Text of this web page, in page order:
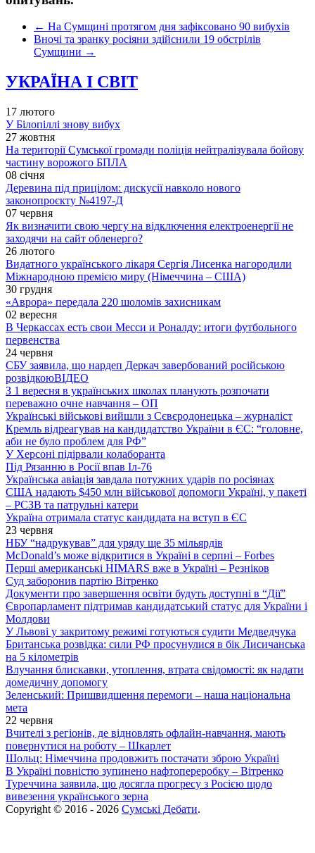
← На Сумщині протягом дня зафіксовано 90 вибухів
Вночі та зранку росіяни здійснили 19 обстрілів
Сумщини →
УКРАЇНА І СВІТ
17 лютого
У Білопіллі знову вибух
27 жовтня
На території Сумської громади поліція нейтралізувала бойову
частину ворожого БПЛА
08 січня
Деревина під прицілом: дискусії навколо нового
законопроєкту №4197-Д
07 червня
Як визначити свою чергу на відключення електроенергії не
заходячи на сайт обленерго?
26 лютого
Видатного українського лікаря Сергія Лисенка нагородили
Міжнародною премією миру (Німеччина – США)
30 грудня
«Аврора» передала 220 шоломів захисникам
02 вересня
В Черкассах есть свои Месси и Роналду: итоги футбольного
первенства
24 червня
СБУ заявила, що нардеп Деркач завербований російською
розвідкоюВІДЕО
З 1 вересня в українських школах планують розпочати
переважно очне навчання – ОП
Українські військові вийшли з Сєвєродонецька – журналіст
Кремль відреагував на кандидатство України в ЄС: “головне,
аби не було проблем для РФ”
У Херсоні підірвали колаборанта
Під Рязанню в Росії впав Іл-76
Українська авіація завдала потужних ударів по росіянах
США надають $450 млн військової допомоги Україні, у пакеті
– РСЗВ та патрульні катери
Україна отримала статус кандидата на вступ в ЄС
23 червня
НБУ “надрукував” для уряду ще 35 мільярдів
McDonald’s може відкритися в Україні в серпні – Forbes
Перші американські HIMARS вже в Україні – Резніков
Суд заборонив партію Вітренко
Документи про завершення освіти будуть доступні в “Дії”
Європарламент підтримав кандидатський статус для України і
Молдови
У Львові у закритому режимі готуються судити Медведчука
Британська розвідка: сили РФ просунулися в бік Лисичанська
на 5 кілометрів
Влучання блискавки, утоплення, втрата свідомості: як надати
домедичну допомогу
Зеленський: Пришвидшення перемоги – наша національна
мета
22 червня
Вчителі з регіонів, де відновлять офлайн-навчання, мають
повернутися на роботу – Шкарлет
Шольц: Німеччина продовжить постачати зброю Україні
В Україні повністю зупинено нафтопереробку – Вітренко
Туреччина заявила, що досягла прогресу з Росією щодо
вивезення українського зерна
Copyright © 2016 - 2026 Сумські Дебати.